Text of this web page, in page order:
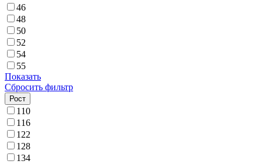
46
48
50
52
54
55
Показать
Сбросить фильтр
Рост
110
116
122
128
134